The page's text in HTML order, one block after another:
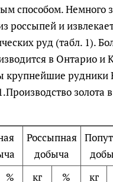
способом. Немного
россыпей и
руд (табл. 1).
в Онтарио и
крупнейшие рудники
золота
Россыпная
добыча
% кг % кг